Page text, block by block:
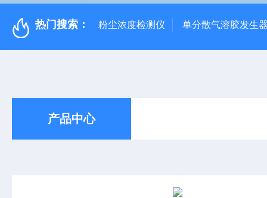
热门搜索： 粉尘浓度检测仪 单分散气溶胶发生
产品中心